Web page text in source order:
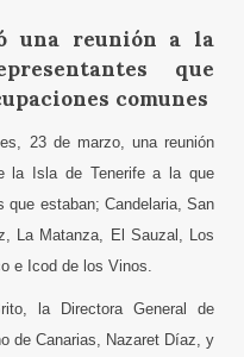
una reunión a la
que
comunes
23 de marzo, una reunión
la Isla de Tenerife a la que
que estaban; Candelaria, San
La Matanza, El Sauzal, Los
e Icod de los Vinos.
la Directora General de
de Canarias, Nazaret Díaz, y